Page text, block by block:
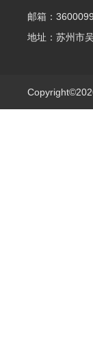
邮箱：
地址：苏州市